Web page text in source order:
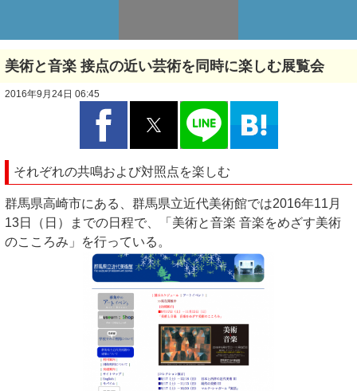
美術と音楽 接点の近い芸術を同時に楽しむ展覧会
2016年9月24日 06:45
それぞれの共鳴および対照点を楽しむ
群馬県高崎市にある、群馬県立近代美術館では2016年11月
13日（日）までの日程で、「美術と音楽 音楽をめざす美術
のこころみ」を行っている。